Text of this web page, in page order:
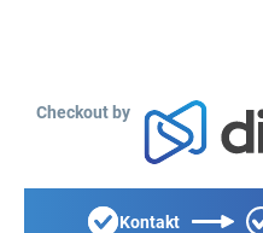
Checkout by
Kontakt